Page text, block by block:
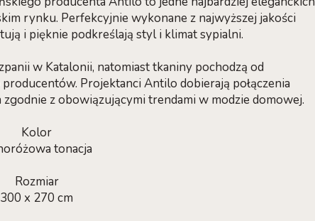
rynku. Perfekcyjnie wykonane z najwyższej jakości
i pięknie podkreślają styl i klimat sypialni.
w Katalonii, natomiast tkaniny pochodzą od
Projektanci Antilo dobierają połączenia
z obowiązującymi trendami w modzie domowej.
Kolor
tonacja
Rozmiar
300 x 270 cm